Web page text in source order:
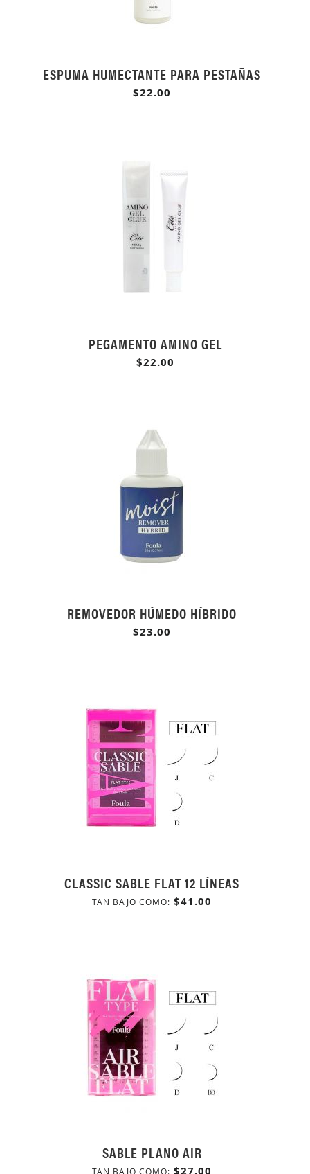
ESPUMA HUMECTANTE PARA PESTAÑAS
$22.00
PEGAMENTO AMINO GEL
$22.00
REMOVEDOR HÚMEDO HÍBRIDO
$23.00
CLASSIC SABLE FLAT 12 LÍNEAS
TAN BAJO COMO $41.00
SABLE PLANO AIR
TAN BAJO COMO $27.00